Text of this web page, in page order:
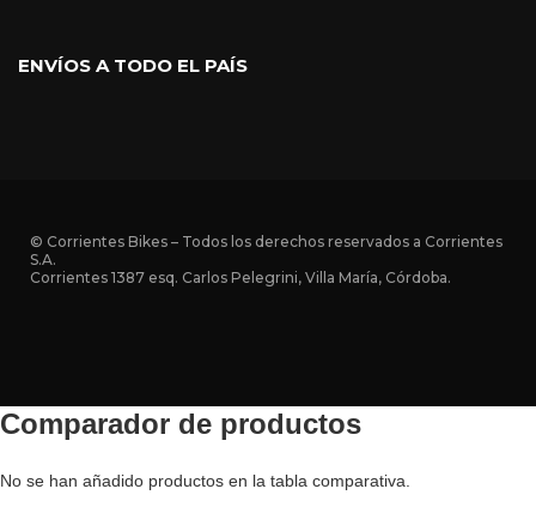
ENVÍOS A TODO EL PAÍS
© Corrientes Bikes – Todos los derechos reservados a Corrientes
S.A.
Corrientes 1387 esq. Carlos Pelegrini, Villa María, Córdoba.